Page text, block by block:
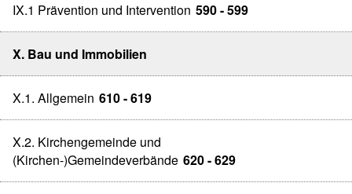
IX.1 Prävention und Intervention 590 - 599
X. Bau und Immobilien
X.1. Allgemein 610 - 619
X.2. Kirchengemeinde und
(Kirchen-)Gemeindeverbände 620 - 629